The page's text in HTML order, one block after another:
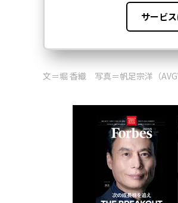
文＝堀 香織 写真＝帆足宗洋（